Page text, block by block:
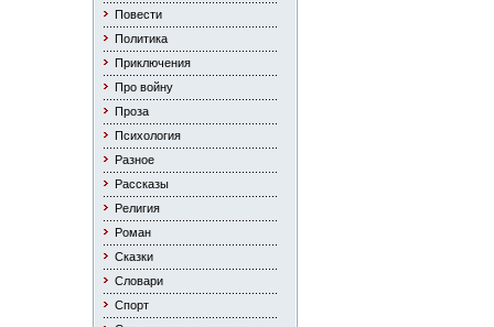
Повести
Политика
Приключения
Про войну
Проза
Психология
Разное
Рассказы
Религия
Роман
Сказки
Словари
Спорт